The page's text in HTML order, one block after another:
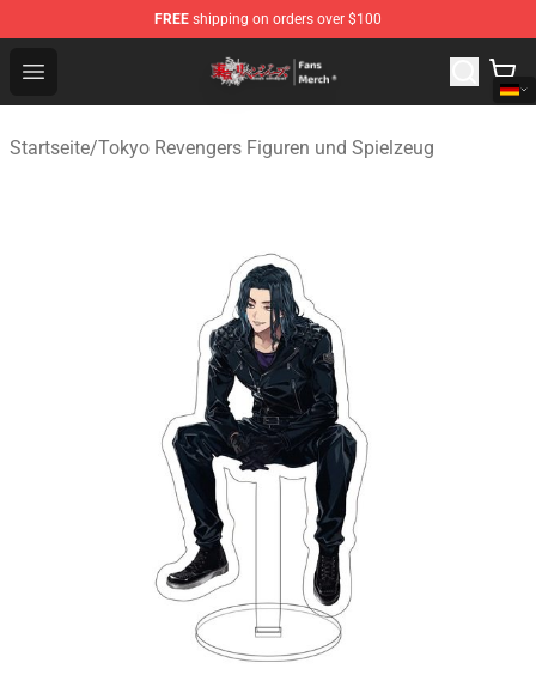
FREE shipping on orders over $100
Open menu
Tokyo Revengers Store - Official Tokyo Revengers
Startseite/Tokyo Revengers Figuren und Spielzeug